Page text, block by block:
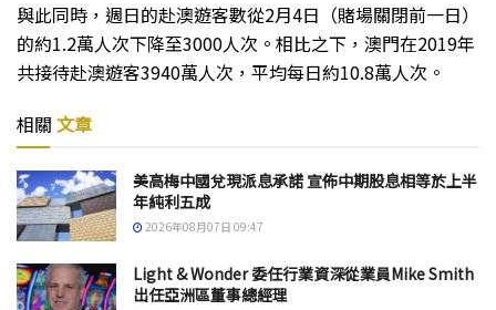
與此同時，週日的赴澳遊客數從2月4日（賭場關閉前一日）
的約1.2萬人次下降至3000人次。相比之下，澳門在2019年
共接待赴澳遊客3940萬人次，平均每日約10.8萬人次。
相關 文章
美高梅中國兌現派息承諾 宣佈中期股息相等於上半
年純利五成
2026年08月07日 09:47
Light & Wonder 委任行業資深從業員Mike Smith
出任亞洲區董事總經理